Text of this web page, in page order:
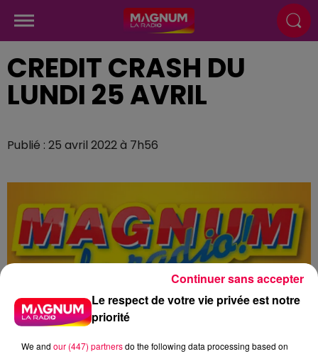
CREDIT CRASH DU
LUNDI 25 AVRIL
Publié : 25 avril 2022 à 7h56
Le respect de votre vie privée est notre
priorité
We and our (447) partnersdo the following data processing based on
Continuer sans accepter